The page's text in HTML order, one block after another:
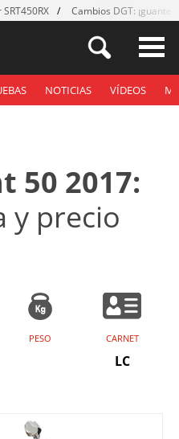
Cambios DGT: ¡guantes!
NOTICIAS VÍDEOS
50 2017:
y precio
PESO CARNET
LC